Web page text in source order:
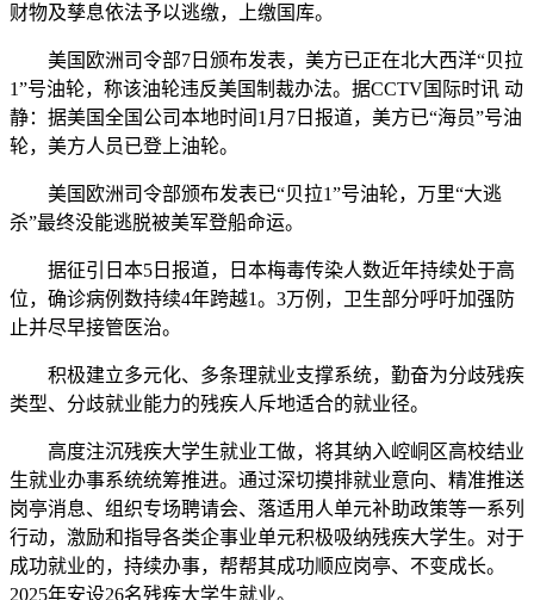
财物及孳息依法予以逃缴，上缴国库。
美国欧洲司令部7日颁布发表，美方已正在北大西洋“贝拉
1”号油轮，称该油轮违反美国制裁办法。据CCTV国际时讯 动
静：据美国全国公司本地时间1月7日报道，美方已“海员”号油
轮，美方人员已登上油轮。
美国欧洲司令部颁布发表已“贝拉1”号油轮，万里“大逃
杀”最终没能逃脱被美军登船命运。
据征引日本5日报道，日本梅毒传染人数近年持续处于高
位，确诊病例数持续4年跨越1。3万例，卫生部分呼吁加强防
止并尽早接管医治。
积极建立多元化、多条理就业支撑系统，勤奋为分歧残疾
类型、分歧就业能力的残疾人斥地适合的就业径。
高度注沉残疾大学生就业工做，将其纳入崆峒区高校结业
生就业办事系统统筹推进。通过深切摸排就业意向、精准推送
岗亭消息、组织专场聘请会、落适用人单元补助政策等一系列
行动，激励和指导各类企事业单元积极吸纳残疾大学生。对于
成功就业的，持续办事，帮帮其成功顺应岗亭、不变成长。
2025年安设26名残疾大学生就业。